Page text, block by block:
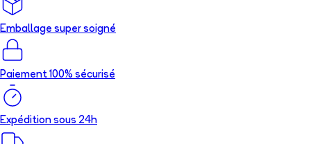
Emballage super soigné
Paiement 100% sécurisé
Expédition sous 24h